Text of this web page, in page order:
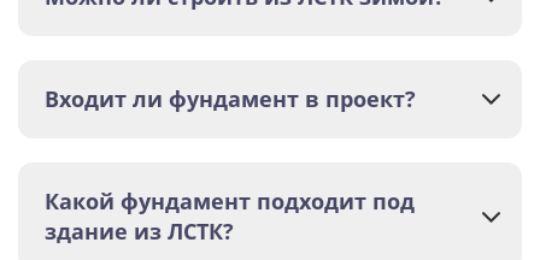
Входит ли фундамент в проект?
Какой фундамент подходит под
здание из ЛСТК?